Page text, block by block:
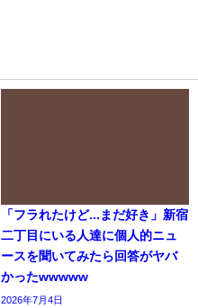
「フラれたけど...まだ好き」新宿
二丁目にいる人達に個人的ニュ
ースを聞いてみたら回答がヤバ
かったwwwww
2026年7月4日